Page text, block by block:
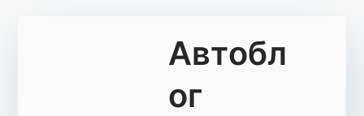
Автобл
ог